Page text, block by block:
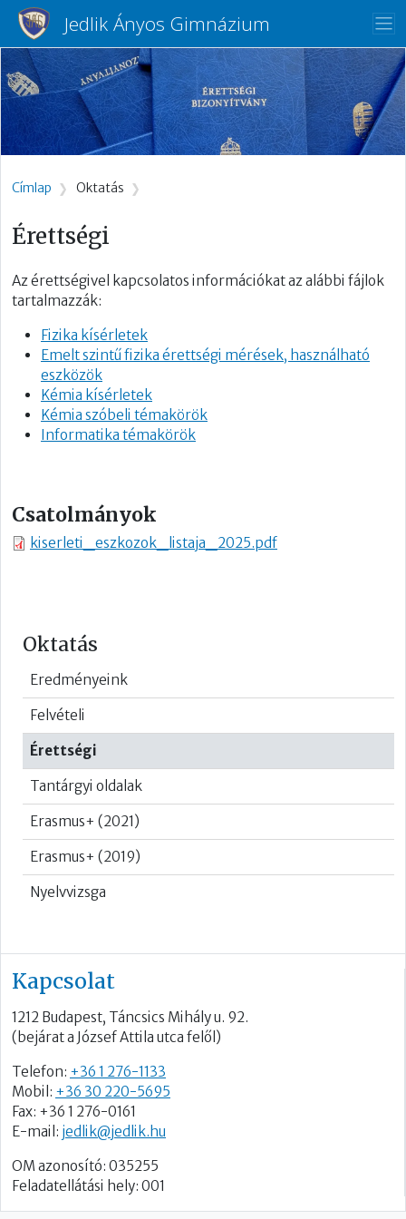
Ugrás a tartalomra
Jedlik Ányos Gimnázium
Oktatás
Eredményeink
Felvételi
Érettségi
Tantárgyi oldalak
Erasmus+ (2021)
Erasmus+ (2019)
Nyelvvizsga
Morzsa
Címlap Oktatás
Érettségi
Az érettségivel kapcsolatos információkat az alábbi fájlok
tartalmazzák:
Fizika kísérletek
Emelt szintű fizika érettségi mérések, használható
eszközök
Kémia kísérletek
Kémia szóbeli témakörök
Informatika témakörök
Csatolmányok
kiserleti_eszkozok_listaja_2025.pdf
Kapcsolat
1212 Budapest, Táncsics Mihály u. 92.
(bejárat a József Attila utca felől)
Telefon: +36 1 276-1133
Mobil: +36 30 220-5695
Fax: +36 1 276-0161
E-mail: jedlik@jedlik.hu
OM azonosító: 035255
Feladatellátási hely: 001